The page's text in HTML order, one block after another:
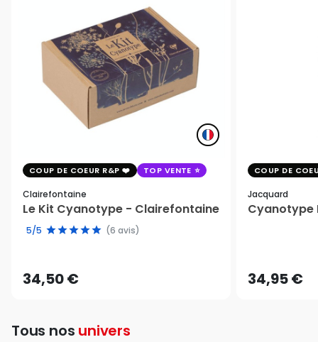
COUP DE COEUR R&P TOP VENTE
Clairefontaine
Le Kit Cyanotype - Clairefontaine
5/5 (6 avis)
34,50 €
COUP DE
Jacquard
Cyanotype
34,95 €
Tous nos univers